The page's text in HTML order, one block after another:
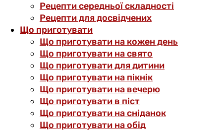
Рецепти середньої складності
Рецепти для досвідчених
Що приготувати
Що приготувати на кожен день
Що приготувати на свято
Що приготувати для дитини
Що приготувати на пікнік
Що приготувати на вечерю
Що приготувати в піст
Що приготувати на сніданок
Що приготувати на обід